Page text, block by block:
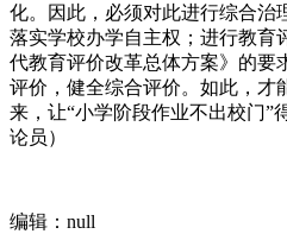
化。因此，必须对此进行综合治
落实学校办学自主权；进行教育
代教育评价改革总体方案》的要
评价，健全综合评价。如此，才
来，让“小学阶段作业不出校门”
论员）
编辑：null